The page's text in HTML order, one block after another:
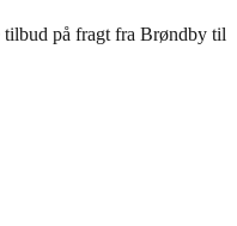
på fragt fra Brøndby til